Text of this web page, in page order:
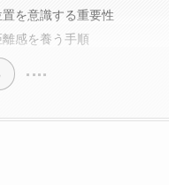
を意識する重要性
感を養う手順